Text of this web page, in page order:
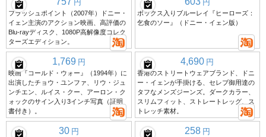
円
フラッシュポイント（2007年）ドニー・
イェン主演のアクション映画、高評価の
Blu-rayディスク、1080P高解像度コレク
ターズエディション。
円
ボックス入りブルーレイ『ヒーローズ：
乞食のソー』（ドニー・イェン版）
1,769 円
映画『コールド・ウォー』（1994年）に
出演したチョウ・ユンファ、リウ・ジュ
ンチエン、ルイス・クー、アーロン・ク
ォックのサイン入り3インチ写真（証明
書付き）。
4,690 円
香港のストリートウェアブランド、ドニ
ー・イェンが手掛ける、セレブ御用達の
タフなメンズジーンズ。ダークカラー、
スリムフィット、ストレートレッグ、ス
トレッチ素材。
30 円 258 円